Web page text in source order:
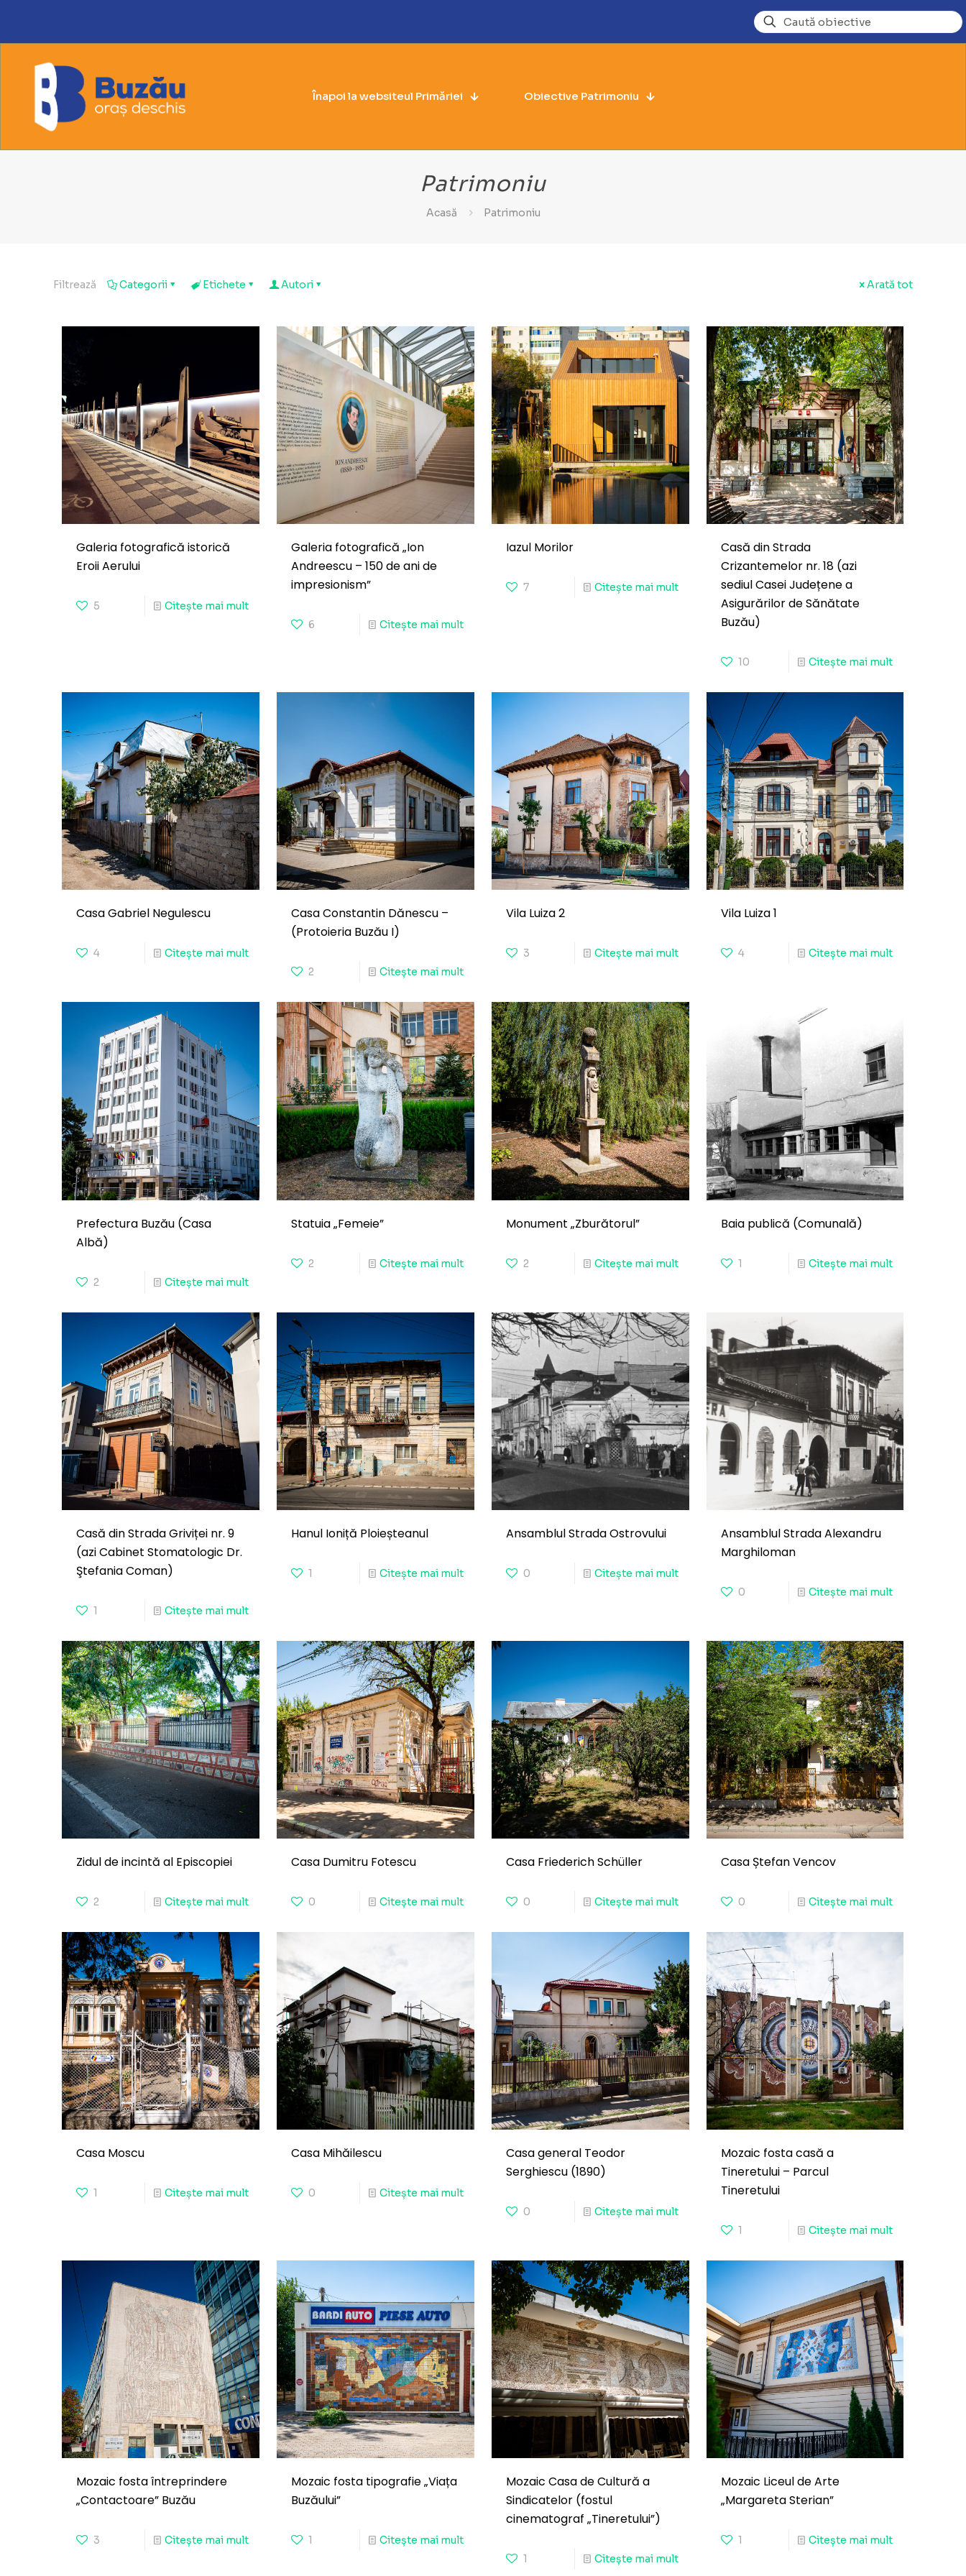
Înapoi la websiteul Primăriei Obiective Patrimoniu
Patrimoniu
Acasă Patrimoniu
Filtrează Categorii Etichete Autori Arată tot
Galeria fotografică istorică
Eroii Aerului
5 Citește mai mult
Galeria fotografică „Ion
Andreescu – 150 de ani de
impresionism”
6 Citește mai mult
Iazul Morilor
7 Citește mai mult
Casă din Strada
Crizantemelor nr. 18 (azi
sediul Casei Județene a
Asigurărilor de Sănătate
Buzău)
10 Citește mai mult
Casa Gabriel Negulescu
4 Citește mai mult
Casa Constantin Dănescu –
(Protoieria Buzău I)
2 Citește mai mult
Vila Luiza 2
3 Citește mai mult
Vila Luiza 1
4 Citește mai mult
Prefectura Buzău (Casa
Albă)
2 Citește mai mult
Statuia „Femeie”
2 Citește mai mult
Monument „Zburătorul”
2 Citește mai mult
Baia publică (Comunală)
1 Citește mai mult
Casă din Strada Griviței nr. 9
(azi Cabinet Stomatologic Dr.
Ştefania Coman)
1 Citește mai mult
Hanul Ioniță Ploieșteanul
1 Citește mai mult
Ansamblul Strada Ostrovului
0 Citește mai mult
Ansamblul Strada Alexandru
Marghiloman
0 Citește mai mult
Zidul de incintă al Episcopiei
2 Citește mai mult
Casa Dumitru Fotescu
0 Citește mai mult
Casa Friederich Schüller
0 Citește mai mult
Casa Ștefan Vencov
0 Citește mai mult
Casa Moscu
1 Citește mai mult
Casa Mihăilescu
0 Citește mai mult
Casa general Teodor
Serghiescu (1890)
0 Citește mai mult
Mozaic fosta casă a
Tineretului – Parcul
Tineretului
1 Citește mai mult
Mozaic fosta întreprindere
„Contactoare” Buzău
3 Citește mai mult
Mozaic fosta tipografie „Viața
Buzăului”
1 Citește mai mult
Mozaic Casa de Cultură a
Sindicatelor (fostul
cinematograf „Tineretului”)
1 Citește mai mult
Mozaic Liceul de Arte
„Margareta Sterian”
1 Citește mai mult